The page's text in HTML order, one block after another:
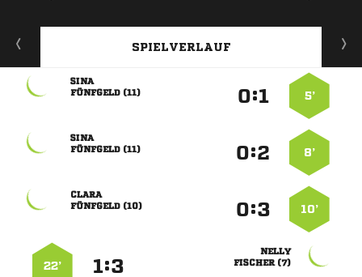
SPIELVERLAUF
5’
:

 
8’
:

 
10’
:

 

 
:
22’